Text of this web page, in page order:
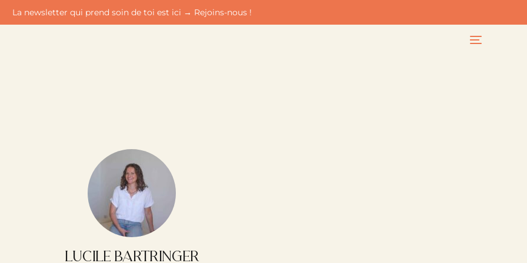
La newsletter qui prend soin de toi est ici → Rejoins-nous !
Lucile Bartringer